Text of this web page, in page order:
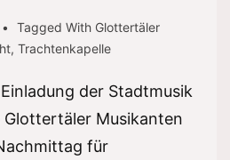
Tagged With Glottertäler
, Trachtenkapelle
der Stadtmusik
Musikanten
für